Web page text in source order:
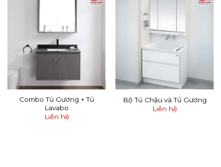
Combo Tủ Gương + Tủ
Lavabo
Liên hệ
Bộ Tủ Chậu và Tủ Gương
Liên hệ